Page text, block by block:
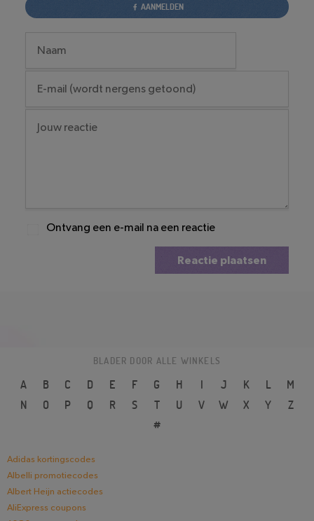
AANMELDEN
Ontvang een e-mail na een reactie
Reactie plaatsen
BLADER DOOR ALLE WINKELS
A B C D E F G H I J K L
M
N
O P Q R S T U V W X Y
Z
#
Adidas kortingscodes
Albelli promotiecodes
Albert Heijn actiecodes
AliExpress coupons